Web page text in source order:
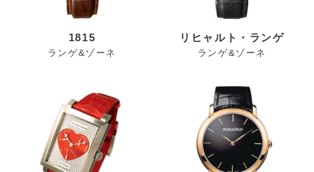
1815
ランゲ&ゾーネ
リヒャルト・ランゲ
ランゲ&ゾーネ